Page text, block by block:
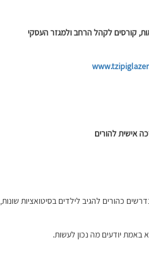
קורסים לקהל הרחב ולמגזר העסקי
אישית להורים
כהורים להגיב לילדים בסיטואציות שונות,
באמת יודעים מה נכון לעשות.